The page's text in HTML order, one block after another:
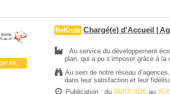
4K
ReKrute Chargé(e) d'Accueil |
Au service du développement
plan, qui a pu s’imposer grâce à
Au sein de notre réseau
dans leur satisfaction et leur
Publication : du 06/07/2026au 26/